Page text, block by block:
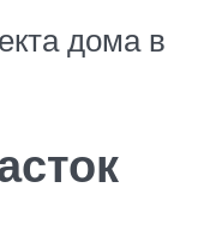
дома в